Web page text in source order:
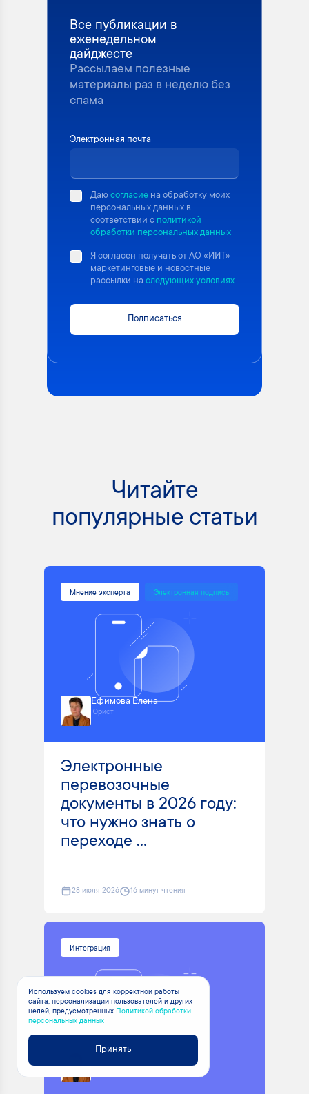
Все публикации в
еженедельном
дайджесте
Рассылаем полезные
материалы раз в неделю без
спама
Электронная почта
Даюсогласие на обработку моих
персональных данных в
соответствии с политикой
обработки персональных данных
Я согласен получать от АО «ИИТ»
маркетинговые и новостные
рассылки на следующих условиях
Подписаться
Читайте
популярные статьи
Мнение эксперта Электронная подпись
Ефимова Елена
Юрист
Электронные
перевозочные
документы в 2026 году:
что нужно знать о
переходе ...
28 июля 2026 16 минут чтения
Интеграция
Ефимова Елена
Юрист
Используем cookies для корректной работы
сайта, персонализации пользователей и других
целей, предусмотренных Политикой обработки
персональных данных
Принять